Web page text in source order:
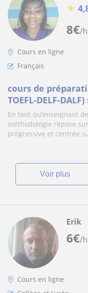
8€/h
★
Cours en ligne
Français
cours de
TOEFL-DELF-
cours en ligne
En tant qu’enseignant
méthodologie repose
progressive et centrée
voir plus
6€/h
Erik
Cours en ligne